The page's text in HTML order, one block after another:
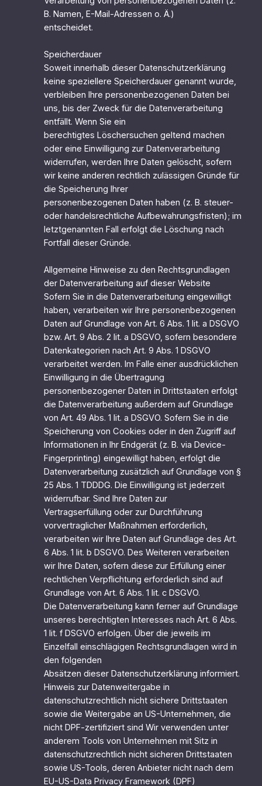
B. Namen, E-Mail-Adressen o. Ä.)
entscheidet.
Speicherdauer
Soweit innerhalb dieser Datenschutzerklärung
keine speziellere Speicherdauer genannt wurde,
verbleiben Ihre personenbezogenen Daten bei
uns, bis der Zweck für die Datenverarbeitung
entfällt. Wenn Sie ein
berechtigtes Löschersuchen geltend machen
oder eine Einwilligung zur Datenverarbeitung
widerrufen, werden Ihre Daten gelöscht, sofern
wir keine anderen rechtlich zulässigen Gründe für
die Speicherung Ihrer
personenbezogenen Daten haben (z. B. steuer-
oder handelsrechtliche Aufbewahrungsfristen); im
letztgenannten Fall erfolgt die Löschung nach
Fortfall dieser Gründe.
Allgemeine Hinweise zu den Rechtsgrundlagen
der Datenverarbeitung auf dieser Website
Sofern Sie in die Datenverarbeitung eingewilligt
haben, verarbeiten wir Ihre personenbezogenen
Daten auf Grundlage von Art. 6 Abs. 1 lit. a DSGVO
bzw. Art. 9 Abs. 2 lit. a DSGVO, sofern besondere
Datenkategorien nach Art. 9 Abs. 1 DSGVO
verarbeitet werden. Im Falle einer ausdrücklichen
Einwilligung in die Übertragung
personenbezogener Daten in Drittstaaten erfolgt
die Datenverarbeitung außerdem auf Grundlage
von Art. 49 Abs. 1 lit. a DSGVO. Sofern Sie in die
Speicherung von Cookies oder in den Zugriff auf
Informationen in Ihr Endgerät (z. B. via Device-
Fingerprinting) eingewilligt haben, erfolgt die
Datenverarbeitung zusätzlich auf Grundlage von §
25 Abs. 1 TDDDG. Die Einwilligung ist jederzeit
widerrufbar. Sind Ihre Daten zur
Vertragserfüllung oder zur Durchführung
vorvertraglicher Maßnahmen erforderlich,
verarbeiten wir Ihre Daten auf Grundlage des Art.
6 Abs. 1 lit. b DSGVO. Des Weiteren verarbeiten
wir Ihre Daten, sofern diese zur Erfüllung einer
rechtlichen Verpflichtung erforderlich sind auf
Grundlage von Art. 6 Abs. 1 lit. c DSGVO.
Die Datenverarbeitung kann ferner auf Grundlage
unseres berechtigten Interesses nach Art. 6 Abs.
1 lit. f DSGVO erfolgen. Über die jeweils im
Einzelfall einschlägigen Rechtsgrundlagen wird in
den folgenden
Absätzen dieser Datenschutzerklärung informiert.
Hinweis zur Datenweitergabe in
datenschutzrechtlich nicht sichere Drittstaaten
sowie die Weitergabe an US-Unternehmen, die
nicht DPF-zertifiziert sind Wir verwenden unter
anderem Tools von Unternehmen mit Sitz in
datenschutzrechtlich nicht sicheren Drittstaaten
sowie US-Tools, deren Anbieter nicht nach dem
EU-US-Data Privacy Framework (DPF)